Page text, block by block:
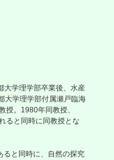
大学理学部卒業後、水産
大学理学部付属瀬戸臨海
授。1980年同教授、
ると同時に同教授とな
ると同時に、自然の探究